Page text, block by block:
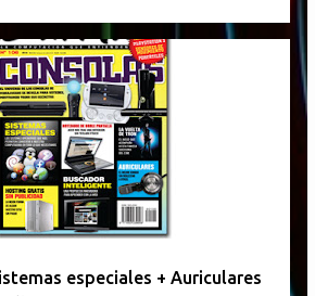
especiales + Auriculares